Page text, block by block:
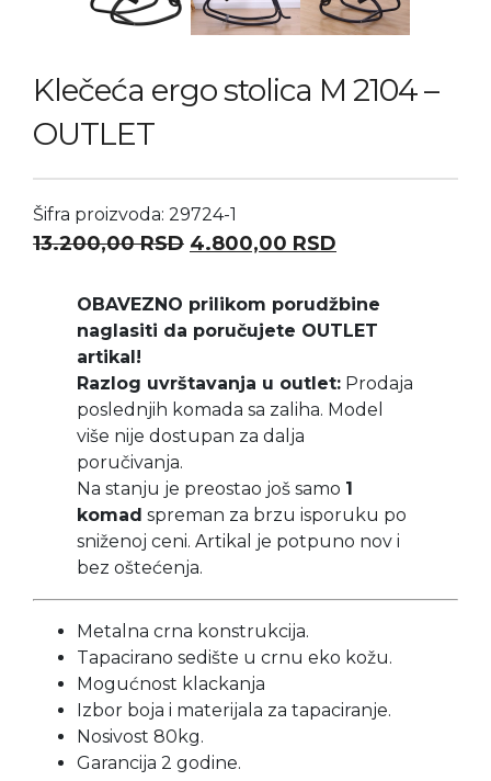
Klečeća ergo stolica M 2104 –
OUTLET
Šifra proizvoda: 29724-1
13.200,00RSD Originalna cena je bila:
4.800,00 RSD
OBAVEZNO prilikom porudžbine
naglasiti da poručujete OUTLET
artikal!
Razlog uvrštavanja u outlet: Prodaja
poslednjih komada sa zaliha. Model
više nije dostupan za dalja
poručivanja.
Na stanju je preostao još samo 1
komad spreman za brzu isporuku po
sniženoj ceni. Artikal je potpuno nov i
bez oštećenja.
Metalna crna konstrukcija.
Tapacirano sedište u crnu eko kožu.
Mogućnost klackanja
Izbor boja i materijala za tapaciranje.
Nosivost 80kg.
Garancija 2 godine.